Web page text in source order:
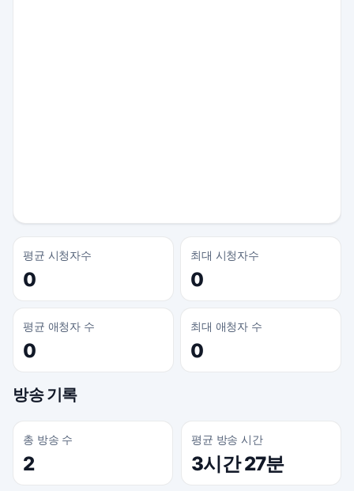
평균 시청자수
0
최대 시청자수
0
평균 애청자 수
0
최대 애청자 수
0
방송 기록
총 방송 수
2
평균 방송 시간
3시간 27분